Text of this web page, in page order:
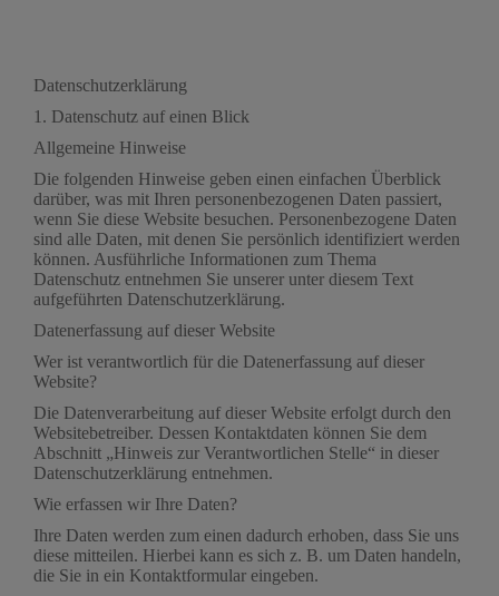
Datenschutz­erklärung
1. Datenschutz auf einen Blick
Allgemeine Hinweise
Die folgenden Hinweise geben einen einfachen Überblick
darüber, was mit Ihren personenbezogenen Daten passiert,
wenn Sie diese Website besuchen. Personenbezogene Daten
sind alle Daten, mit denen Sie persönlich identifiziert werden
können. Ausführliche Informationen zum Thema
Datenschutz entnehmen Sie unserer unter diesem Text
aufgeführten Datenschutzerklärung.
Datenerfassung auf dieser Website
Wer ist verantwortlich für die Datenerfassung auf dieser
Website?
Die Datenverarbeitung auf dieser Website erfolgt durch den
Websitebetreiber. Dessen Kontaktdaten können Sie dem
Abschnitt „Hinweis zur Verantwortlichen Stelle“ in dieser
Datenschutzerklärung entnehmen.
Wie erfassen wir Ihre Daten?
Ihre Daten werden zum einen dadurch erhoben, dass Sie uns
diese mitteilen. Hierbei kann es sich z. B. um Daten handeln,
die Sie in ein Kontaktformular eingeben.